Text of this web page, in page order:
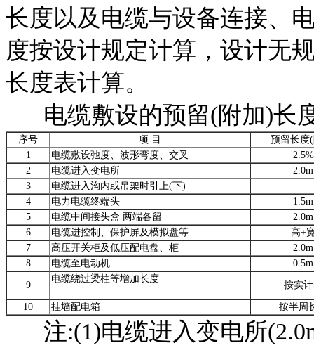
长度以及电缆与设备连接、
度按设计规定计算，设计无
长度表计算。
电缆敷设的预留(附加)长
序号 项 目
预留长度
1
电缆敷设弛度、波形弯度、交叉
2.5%
2
电缆进入变电所
2.0m
3
电缆进入沟内或吊架时引上(下)
4
电力电缆终端头
1.5m
5
电缆中间接头盒 两端各留
2.0m
6
电缆进控制、保护屏及模拟盘等
高+
7
高压开关柜及低压配电盘、柜
2.0m
8
电缆至电动机 0.5m
9
电缆绕过梁柱等增加长度
按实
10 挂墙配电箱 按半周
注:(1)电缆进入变电所